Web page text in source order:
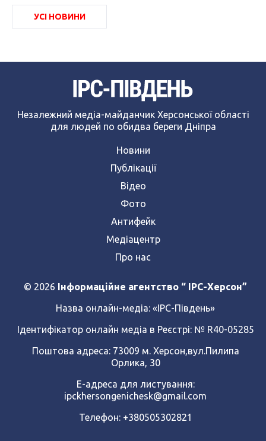
УСІ НОВИНИ
Незалежний медіа-майданчик Херсонської області
для людей по обидва береги Дніпра
Новини
Публікації
Відео
Фото
Антифейк
Медіацентр
Про нас
© 2026 Інформаційне агентство “ IPC-Херсон”
Назва онлайн-медіа: «ІРС-Південь»
Ідентифікатор онлайн медіа в Реєстрі: № R40-05285
Поштова адреса: 73009 м. Херсон,вул.Пилипа
Орлика, 30
Е-адреса для листування:
ipckhersongenichesk@gmail.com
Телефон: +380505302821